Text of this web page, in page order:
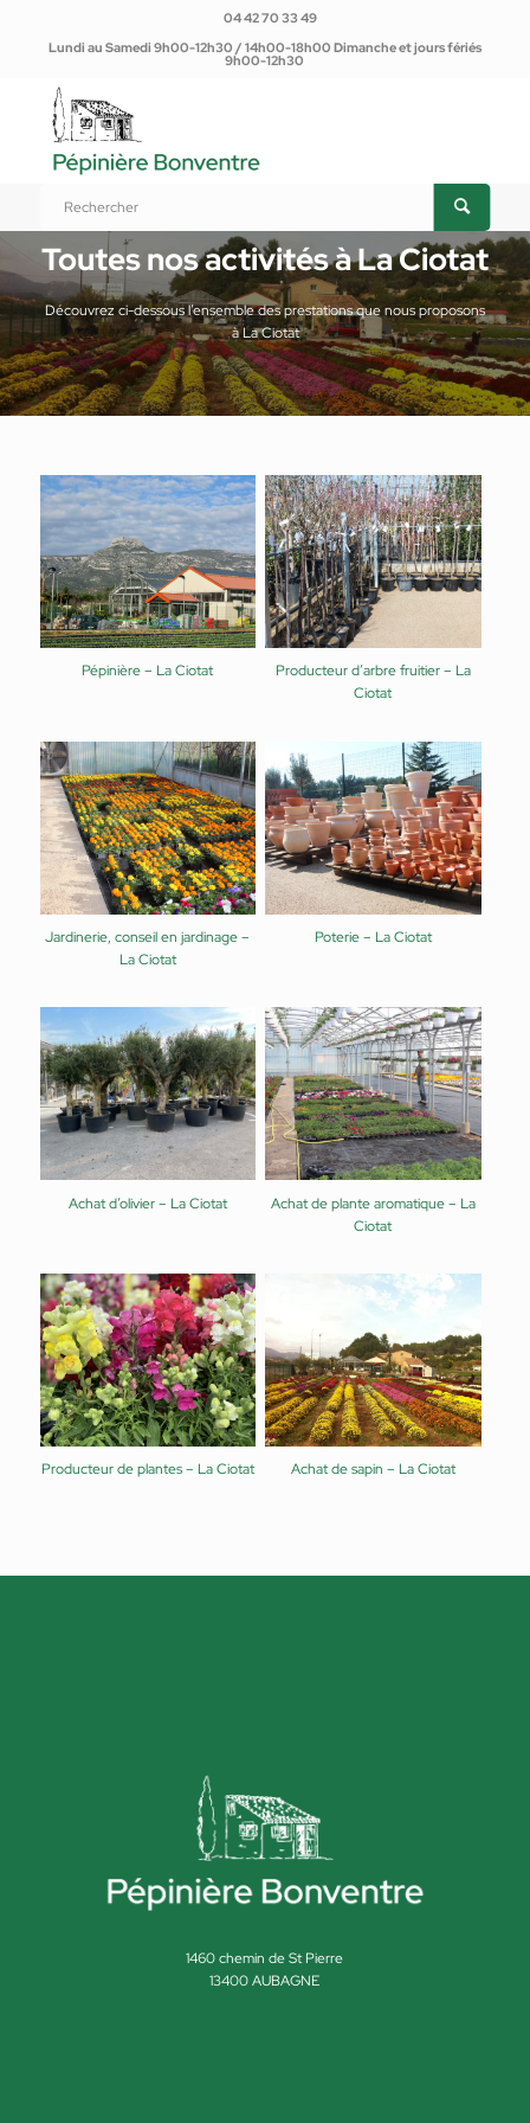
04 42 70 33 49
Lundi au Samedi 9h00-12h30 / 14h00-18h00 Dimanche et jours fériés
9h00-12h30
Toutes nos activités à La Ciotat
Découvrez ci-dessous l’ensemble des prestations que nous proposons
à La Ciotat
Pépinière – La Ciotat
Producteur d’arbre fruitier – La
Ciotat
Jardinerie, conseil en jardinage –
La Ciotat
Poterie – La Ciotat
Achat d’olivier – La Ciotat
Achat de plante aromatique – La
Ciotat
Producteur de plantes – La Ciotat Achat de sapin – La Ciotat
1460 chemin de St Pierre
13400 AUBAGNE